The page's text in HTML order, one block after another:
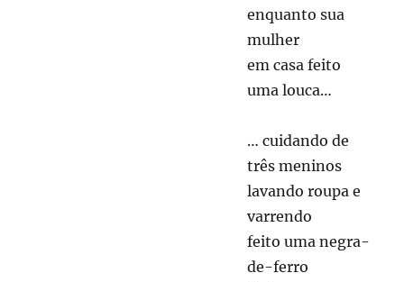
enquanto sua
mulher
em casa feito
uma louca…
… cuidando de
três meninos
lavando roupa e
varrendo
feito uma negra-
de-ferro